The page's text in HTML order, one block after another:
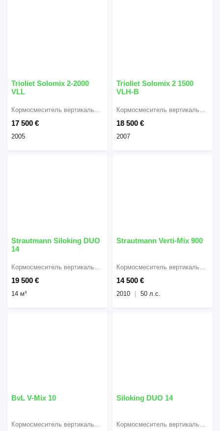
Trioliet Solomix 2-2000
VLL
17 500 €
Кормосмеситель вертикальный
2005
Trioliet Solomix 2 1500
VLH-B
18 500 €
Кормосмеситель вертикальный
2007
Strautmann Siloking DUO
14
19 500 €
Кормосмеситель вертикальный
14 м³
Strautmann Verti-Mix 900
14 500 €
Кормосмеситель вертикальный
2010 50 л.с.
BvL V-Mix 10
Кормосмеситель вертикальный
Siloking DUO 14
Кормосмеситель вертикальный